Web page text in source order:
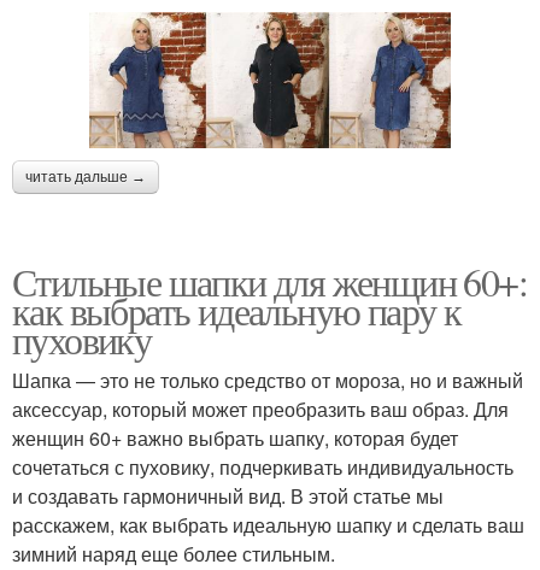
читать дальше →
Стильные шапки для женщин 60+:
как выбрать идеальную пару к
пуховику
Шапка — это не только средство от мороза, но и важный
аксессуар, который может преобразить ваш образ. Для
женщин 60+ важно выбрать шапку, которая будет
сочетаться с пуховику, подчеркивать индивидуальность
и создавать гармоничный вид. В этой статье мы
расскажем, как выбрать идеальную шапку и сделать ваш
зимний наряд еще более стильным.